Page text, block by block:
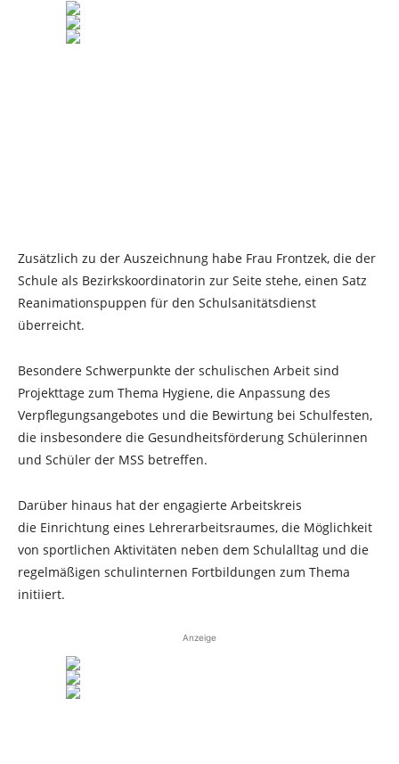
Zusätzlich zu der Auszeichnung habe Frau Frontzek, die der
Schule als Bezirkskoordinatorin zur Seite stehe, einen Satz
Reanimationspuppen für den Schulsanitätsdienst
überreicht.
Besondere Schwerpunkte der schulischen Arbeit sind
Projekttage zum Thema Hygiene, die Anpassung des
Verpflegungsangebotes und die Bewirtung bei Schulfesten,
die insbesondere die Gesundheitsförderung Schülerinnen
und Schüler der MSS betreffen.
Darüber hinaus hat der engagierte Arbeitskreis
die Einrichtung eines Lehrerarbeitsraumes, die Möglichkeit
von sportlichen Aktivitäten neben dem Schulalltag und die
regelmäßigen schulinternen Fortbildungen zum Thema
initiiert.
Anzeige